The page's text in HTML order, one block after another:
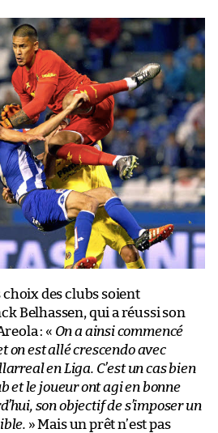
des clubs soient
Belhassen, qui a réussi son
: « On a ainsi commencé
on est allé crescendo avec
en Liga. C’est un cas bien
et le joueur ont agi en bonne
son objectif de s’imposer un
» Mais un prêt n’est pas